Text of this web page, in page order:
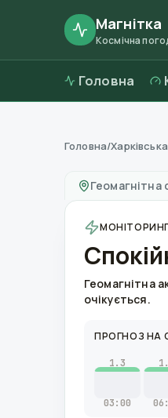
Магнітка
Космічна
Головна
Магнітні бурі в
Головна/
Геомагнітна
Геомагнітна
очікується.
ПРОГНОЗ НА
1.3
03:00